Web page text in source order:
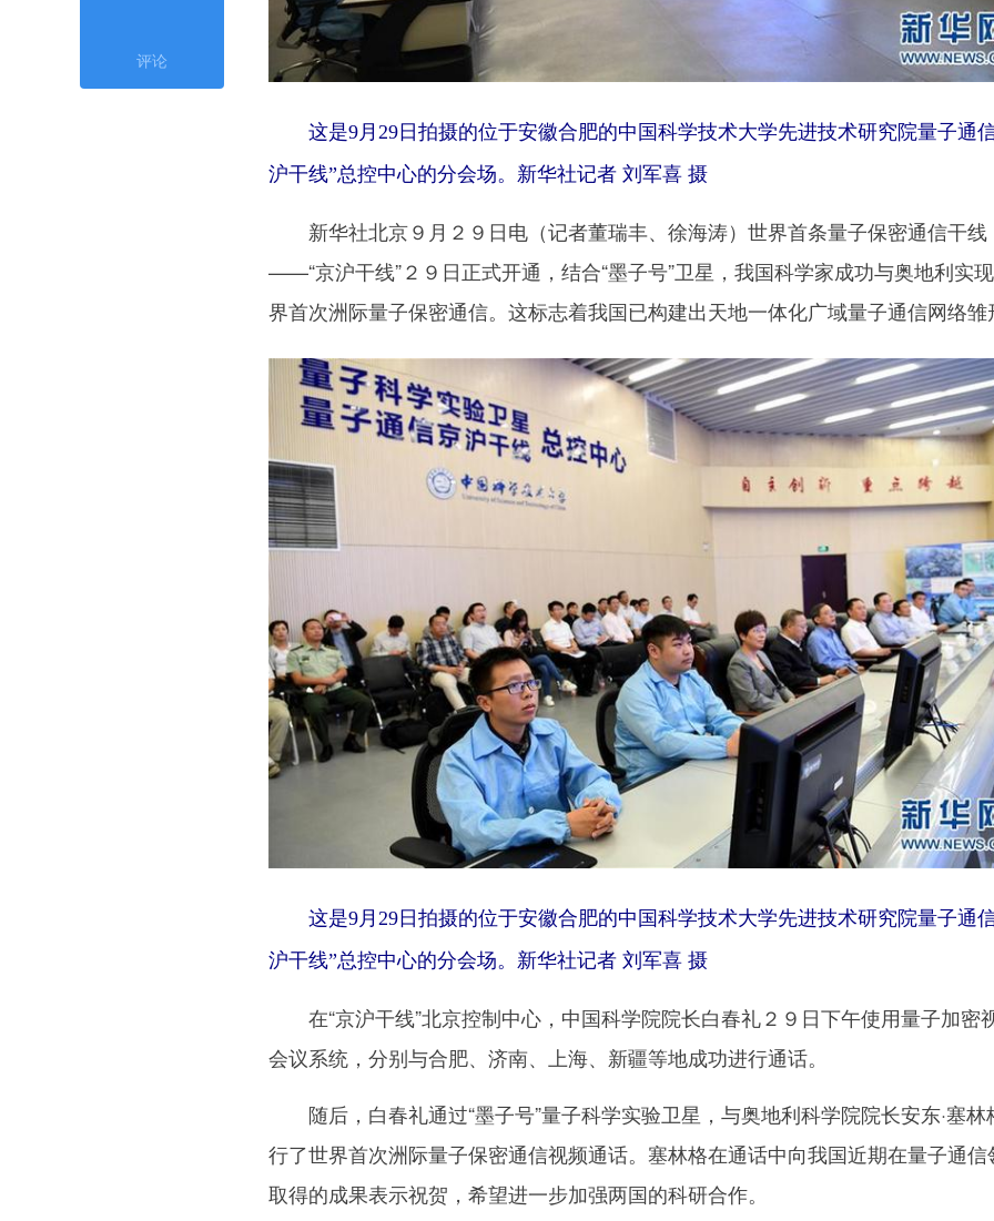
评论
这是9月29日拍摄的位于安徽合肥的中国科学技术大学先进技术研究院量子通
沪干线”总控中心的分会场。新华社记者 刘军喜 摄
新华社北京９月２９日电（记者董瑞丰、徐海涛）世界首条量子保密通信干线
——“京沪干线”２９日正式开通，结合“墨子号”卫星，我国科学家成功与奥地利实
界首次洲际量子保密通信。这标志着我国已构建出天地一体化广域量子通信网络雏
这是9月29日拍摄的位于安徽合肥的中国科学技术大学先进技术研究院量子通
沪干线”总控中心的分会场。新华社记者 刘军喜 摄
在“京沪干线”北京控制中心，中国科学院院长白春礼２９日下午使用量子加密
会议系统，分别与合肥、济南、上海、新疆等地成功进行通话。
随后，白春礼通过“墨子号”量子科学实验卫星，与奥地利科学院院长安东·塞林
行了世界首次洲际量子保密通信视频通话。塞林格在通话中向我国近期在量子通信
取得的成果表示祝贺，希望进一步加强两国的科研合作。